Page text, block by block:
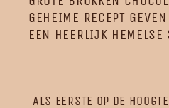
GEHEIME RECEPT
EEN HEERLIJK HEMELSE
ALS EERSTE OP DE